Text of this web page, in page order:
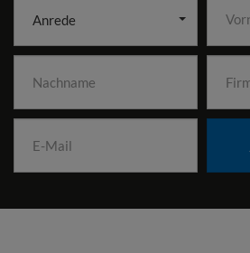
Anrede